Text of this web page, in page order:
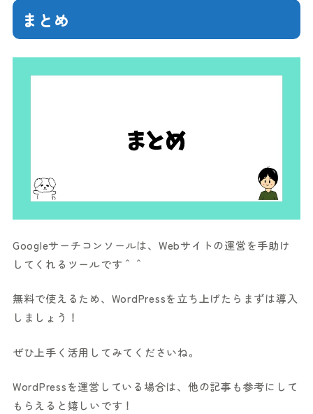
まとめ
Googleサーチコンソールは、Webサイトの運営を手助け
してくれるツールです＾＾
無料で使えるため、WordPressを立ち上げたらまずは導入
しましょう！
ぜひ上手く活用してみてくださいね。
WordPressを運営している場合は、他の記事も参考にして
もらえると嬉しいです！